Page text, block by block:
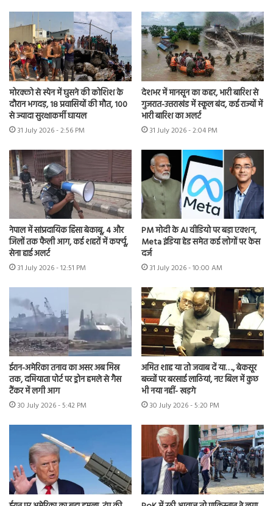
मोरक्को से स्पेन में घुसने की कोशिश के
दौरान भगदड़, 18 प्रवासियों की मौत, 100
से ज्यादा सुरक्षाकर्मी घायल
31 July 2026 - 2:56 PM
देशभर में मानसून का कहर, भारी बारिश से
गुजरात-उत्तराखंड में स्कूल बंद, कई राज्यों में
भारी बारिश का अलर्ट
31 July 2026 - 2:04 PM
नेपाल में सांप्रदायिक हिंसा बेकाबू, 4 और
जिलों तक फैली आग, कई शहरों में कर्फ्यू,
सेना हाई अलर्ट
31 July 2026 - 12:51 PM
PM मोदी के AI वीडियो पर बड़ा एक्शन,
Meta इंडिया हेड समेत कई लोगों पर केस
दर्ज
31 July 2026 - 10:00 AM
ईरान-अमेरिका तनाव का असर अब मिस्र
तक, दमियाता पोर्ट पर ड्रोन हमले से गैस
टैंकर में लगी आग
30 July 2026 - 5:42 PM
अमित शाह या तो जवाब दें या…., बेकसूर
बच्चों पर बरसाई लाठियां, नए बिल में कुछ
भी नया नहीं- खड़गे
30 July 2026 - 5:20 PM